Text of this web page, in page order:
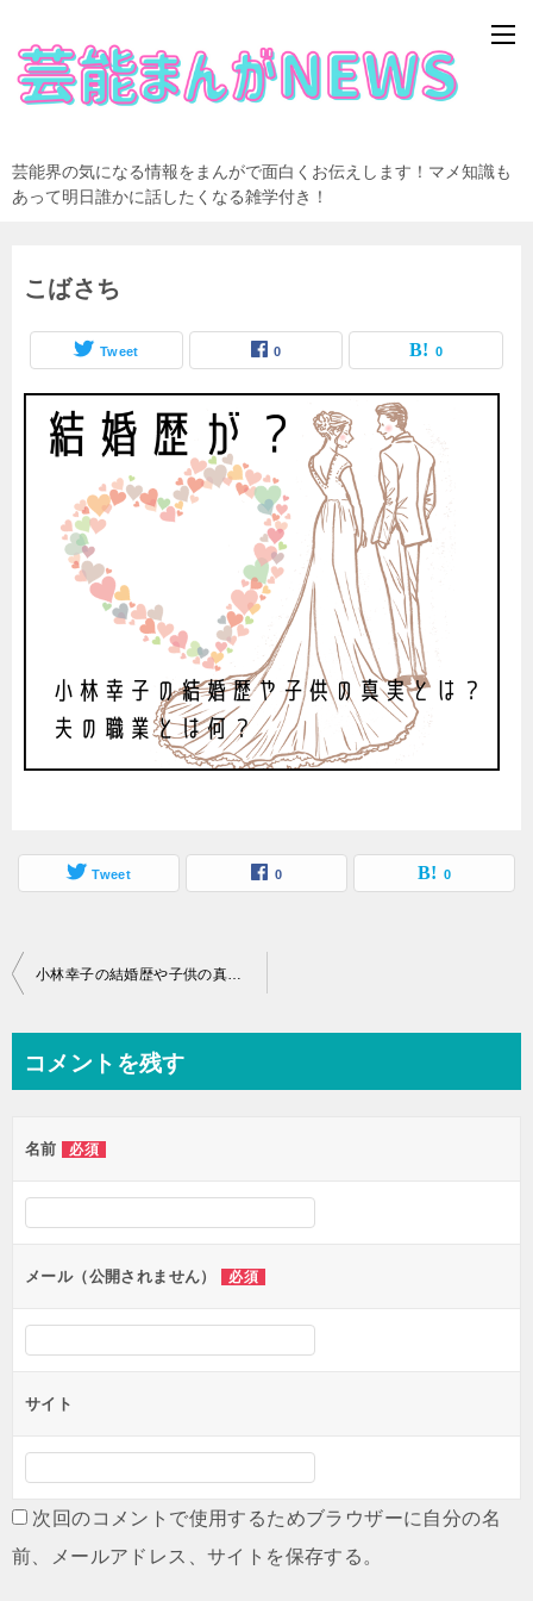
芸能界の気になる情報をまんがで面白くお伝えします！マメ知識も
あって明日誰かに話したくなる雑学付き！
こばさち
Tweet 0 0
Tweet 0 0
投
ビ
ー
シ
ン
小林幸子の結婚歴や子供の真実とは？夫の職業とは何？
コメントを残す
名前 必須
メール（公開されません） 必須
サイト
次回のコメントで使用するためブラウザーに自分の名
前、メールアドレス、サイトを保存する。